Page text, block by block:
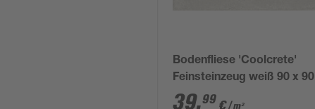
Bodenfliese 'Coolcrete'
Feinsteinzeug weiß 90 x
cm
39,99 €